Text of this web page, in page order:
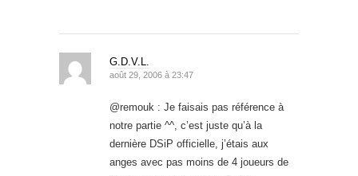
G.D.V.L.
août 29, 2006 à 23:47
@remouk : Je faisais pas référence à
notre partie ^^, c’est juste qu’à la
dernière DSiP officielle, j’étais aux
anges avec pas moins de 4 joueurs de